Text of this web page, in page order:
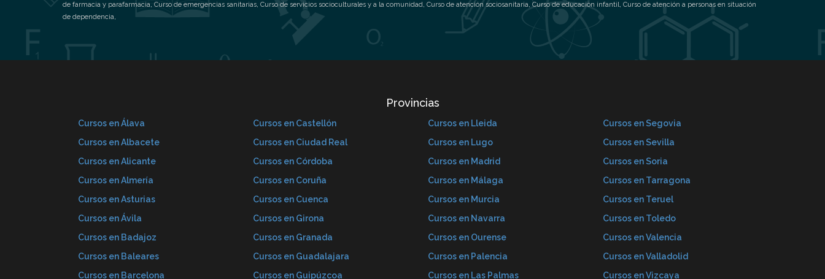
de farmacia y parafarmacia, Curso de emergencias sanitarias, Curso de servicios socioculturales y a la comunidad, Curso de atención sociosanitaria, Curso de educación infantil, Curso de atención a personas en situación
de dependencia,
Provincias
Cursos en Álava
Cursos en Albacete
Cursos en Alicante
Cursos en Almería
Cursos en Asturias
Cursos en Ávila
Cursos en Badajoz
Cursos en Baleares
Cursos en Barcelona
Cursos en Castellón
Cursos en Ciudad Real
Cursos en Córdoba
Cursos en Coruña
Cursos en Cuenca
Cursos en Girona
Cursos en Granada
Cursos en Guadalajara
Cursos en Guipúzcoa
Cursos en Lleida
Cursos en Lugo
Cursos en Madrid
Cursos en Málaga
Cursos en Murcia
Cursos en Navarra
Cursos en Ourense
Cursos en Palencia
Cursos en Las Palmas
Cursos en Segovia
Cursos en Sevilla
Cursos en Soria
Cursos en Tarragona
Cursos en Teruel
Cursos en Toledo
Cursos en Valencia
Cursos en Valladolid
Cursos en Vizcaya